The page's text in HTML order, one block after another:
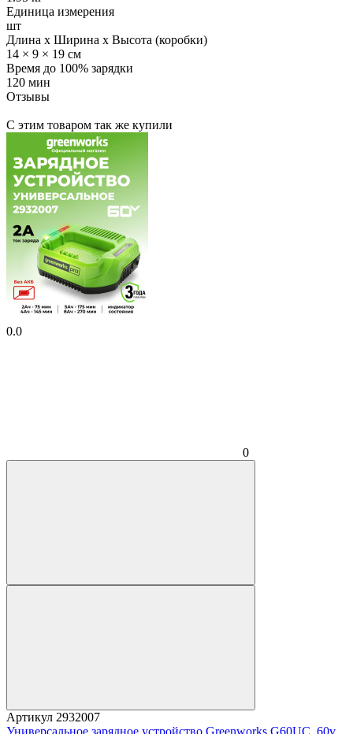
Единица измерения
шт
Длина x Ширина x Высота (коробки)
14 × 9 × 19 см
Время до 100% зарядки
120 мин
Отзывы
С этим товаром так же купили
0.0
0
Артикул 2932007
Универсальное зарядное устройство Greenworks G60UC, 60v,